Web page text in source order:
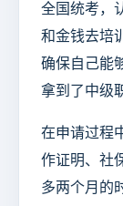
全国统考，
和金钱去培
确保自己能
拿到了中级
在申请过程
作证明、社
多两个月的